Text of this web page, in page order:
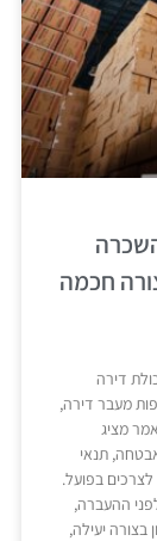
חכמה
דירה
מעבר דירה,
מציג
תנאי
בפועל.
ההעברה,
בצורה יעילה,